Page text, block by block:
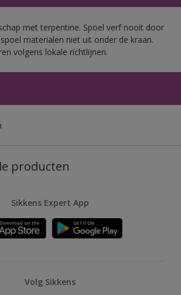
met terpentine. Spoel verf nooit door
materialen niet uit onder de kraan.
volgens lokale richtlijnen.
producten
Sikkens Expert App
Volg Sikkens